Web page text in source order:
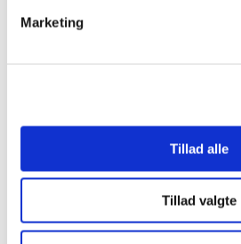
Marketing
Tillad alle
Tillad valgte
altid
…
Reading